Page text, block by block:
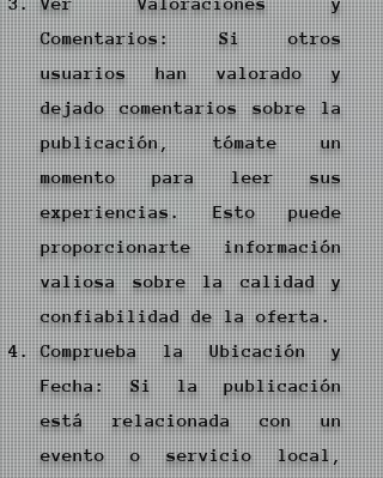
Comentarios: Si otros
usuarios han valorado y
dejado comentarios sobre la
publicación, tómate un
momento para leer sus
experiencias. Esto puede
proporcionarte información
valiosa sobre la calidad y
confiabilidad de la oferta.
Comprueba la Ubicación y
Fecha: Si la publicación
está relacionada con un
evento o servicio local,